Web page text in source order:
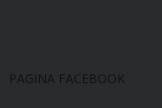
PAGINA FACEBOOK